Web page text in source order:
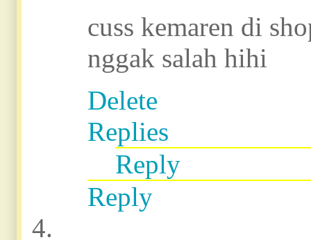
cuss kemaren di
nggak salah hihi
Delete
Replies
Reply
Reply